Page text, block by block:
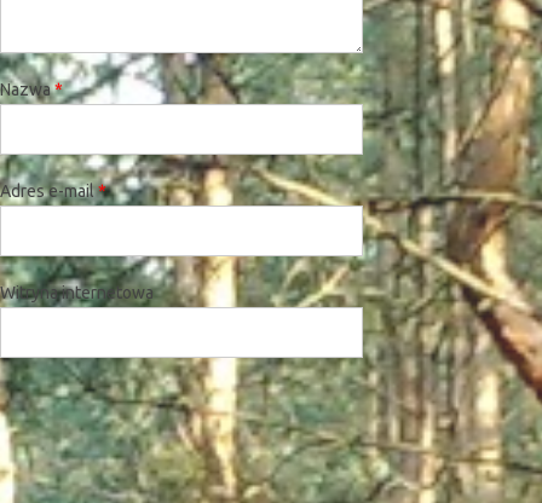
Nazwa*
Adres e-mail*
Witryna internetowa